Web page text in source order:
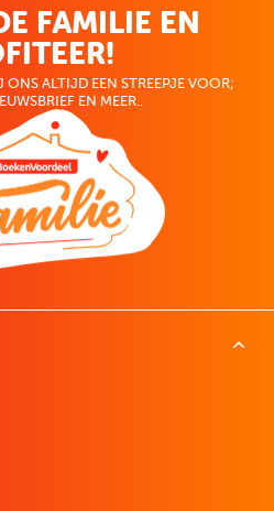
FAMILIE EN
ONS ALTIJD EEN STREEPJE VOOR;
EN MEER..